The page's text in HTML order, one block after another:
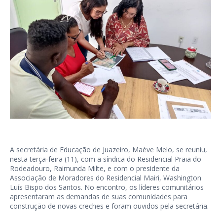
A secretária de Educação de Juazeiro, Maéve Melo, se reuniu,
nesta terça-feira (11), com a síndica do Residencial Praia do
Rodeadouro, Raimunda Milte, e com o presidente da
Associação de Moradores do Residencial Mairi, Washington
Luís Bispo dos Santos. No encontro, os líderes comunitários
apresentaram as demandas de suas comunidades para
construção de novas creches e foram ouvidos pela secretária.